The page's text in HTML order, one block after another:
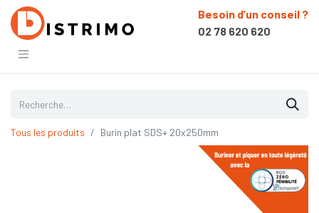
Besoin d’un conseil ?
02 78 620 620
Tous les produits Burin plat SDS+ 20x250mm